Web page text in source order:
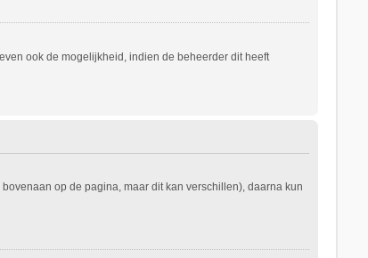
ook de mogelijkheid, indien de beheerder dit heeft
op de pagina, maar dit kan verschillen), daarna kun